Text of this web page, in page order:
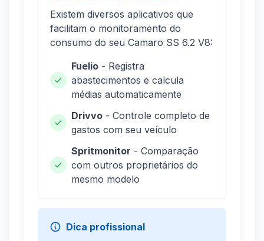
Existem diversos aplicativos que
facilitam o monitoramento do
consumo do seu Camaro SS 6.2 V8:
Fuelio - Registra
abastecimentos e calcula
médias automaticamente
Drivvo - Controle completo de
gastos com seu veículo
Spritmonitor - Comparação
com outros proprietários do
mesmo modelo
Dica profissional